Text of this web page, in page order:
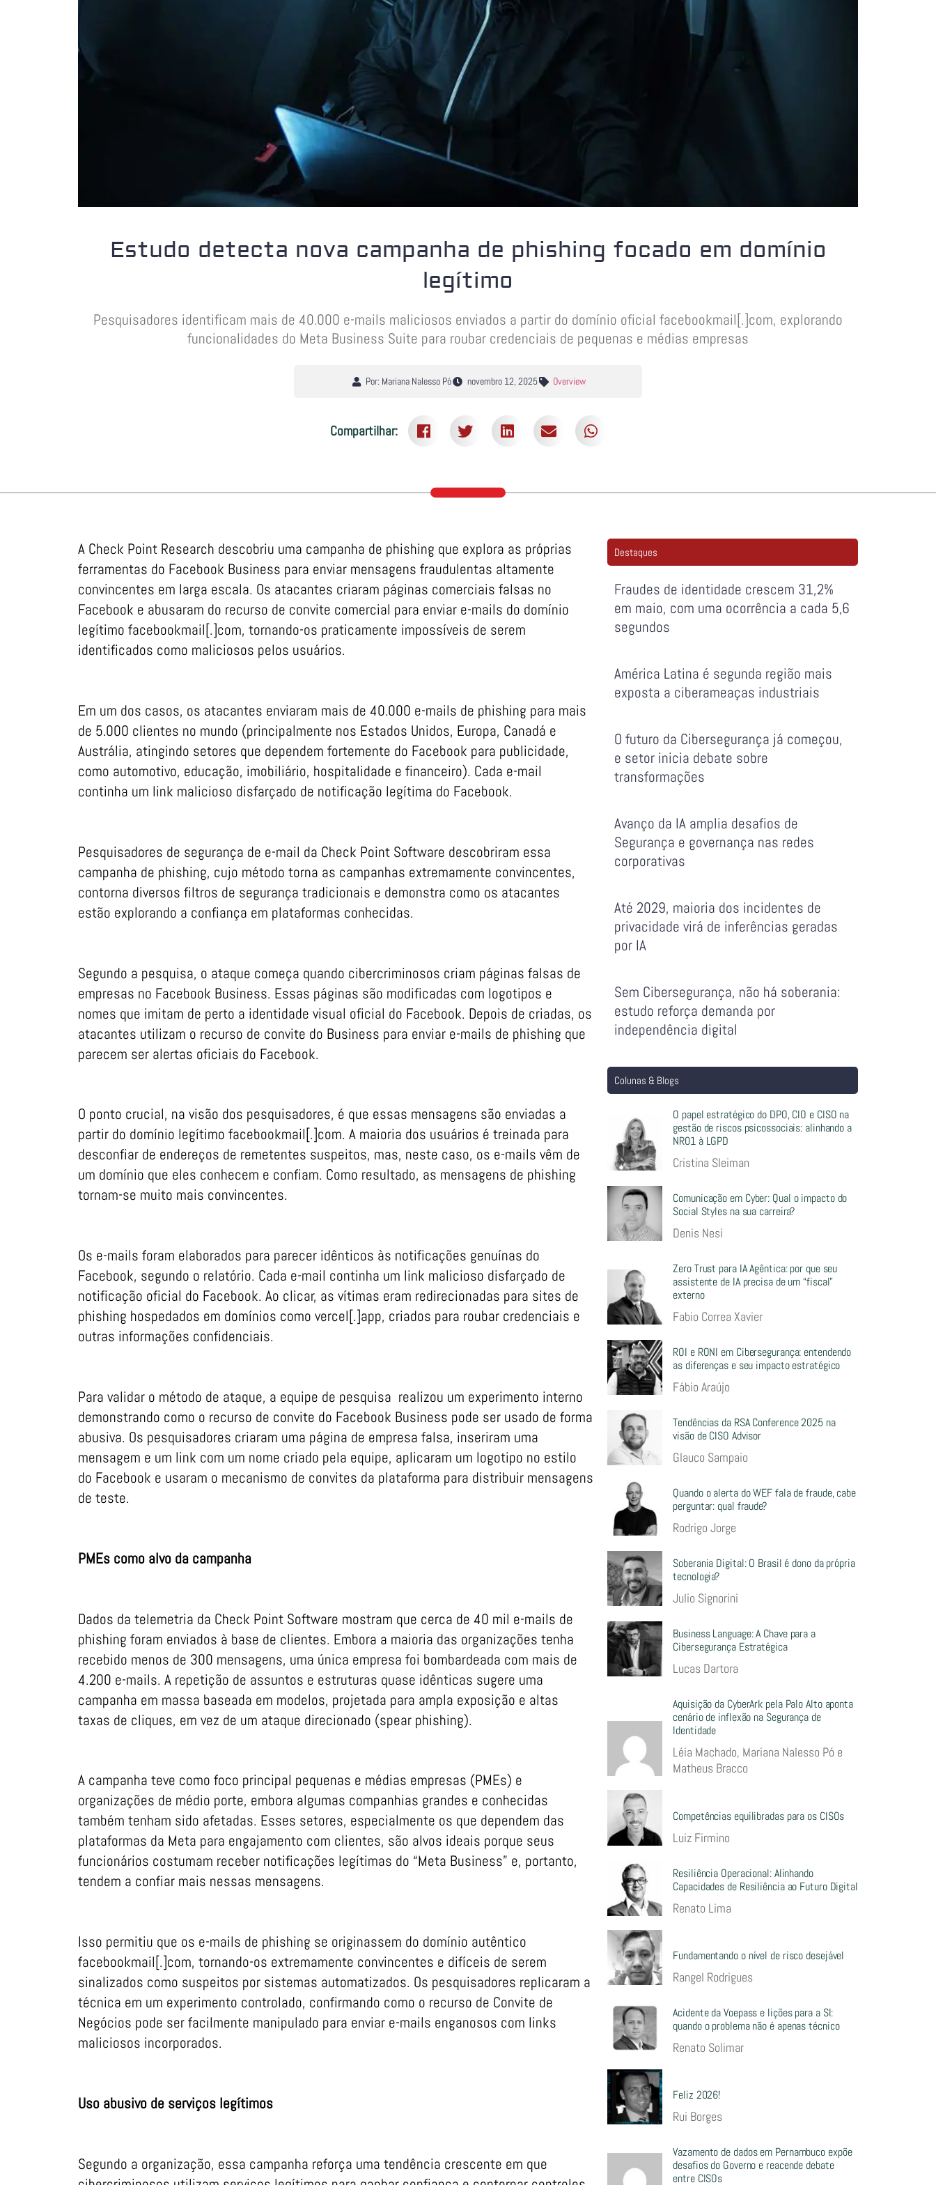
Estudo detecta nova campanha de phishing focado em domínio
legítimo
Pesquisadores identificam mais de 40.000 e-mails maliciosos enviados a partir do domínio oficial facebookmail[.]com, explorando
funcionalidades do Meta Business Suite para roubar credenciais de pequenas e médias empresas
Por: Mariana Nalesso Pó novembro 12, 2025 Overview
Compartilhar:
A Check Point Research descobriu uma campanha de phishing que explora as próprias
ferramentas do Facebook Business para enviar mensagens fraudulentas altamente
convincentes em larga escala. Os atacantes criaram páginas comerciais falsas no
Facebook e abusaram do recurso de convite comercial para enviar e-mails do domínio
legítimo facebookmail[.]com, tornando-os praticamente impossíveis de serem
identificados como maliciosos pelos usuários.
Em um dos casos, os atacantes enviaram mais de 40.000 e-mails de phishing para mais
de 5.000 clientes no mundo (principalmente nos Estados Unidos, Europa, Canadá e
Austrália, atingindo setores que dependem fortemente do Facebook para publicidade,
como automotivo, educação, imobiliário, hospitalidade e financeiro). Cada e-mail
continha um link malicioso disfarçado de notificação legítima do Facebook.
Pesquisadores de segurança de e-mail da Check Point Software descobriram essa
campanha de phishing, cujo método torna as campanhas extremamente convincentes,
contorna diversos filtros de segurança tradicionais e demonstra como os atacantes
estão explorando a confiança em plataformas conhecidas.
Segundo a pesquisa, o ataque começa quando cibercriminosos criam páginas falsas de
empresas no Facebook Business. Essas páginas são modificadas com logotipos e
nomes que imitam de perto a identidade visual oficial do Facebook. Depois de criadas, os
atacantes utilizam o recurso de convite do Business para enviar e-mails de phishing que
parecem ser alertas oficiais do Facebook.
O ponto crucial, na visão dos pesquisadores, é que essas mensagens são enviadas a
partir do domínio legítimo facebookmail[.]com. A maioria dos usuários é treinada para
desconfiar de endereços de remetentes suspeitos, mas, neste caso, os e-mails vêm de
um domínio que eles conhecem e confiam. Como resultado, as mensagens de phishing
tornam-se muito mais convincentes.
Os e-mails foram elaborados para parecer idênticos às notificações genuínas do
Facebook, segundo o relatório. Cada e-mail continha um link malicioso disfarçado de
notificação oficial do Facebook. Ao clicar, as vítimas eram redirecionadas para sites de
phishing hospedados em domínios como vercel[.]app, criados para roubar credenciais e
outras informações confidenciais.
Para validar o método de ataque, a equipe de pesquisa realizou um experimento interno
demonstrando como o recurso de convite do Facebook Business pode ser usado de forma
abusiva. Os pesquisadores criaram uma página de empresa falsa, inseriram uma
mensagem e um link com um nome criado pela equipe, aplicaram um logotipo no estilo
do Facebook e usaram o mecanismo de convites da plataforma para distribuir mensagens
de teste.
PMEs como alvo da campanha
Dados da telemetria da Check Point Software mostram que cerca de 40 mil e-mails de
phishing foram enviados à base de clientes. Embora a maioria das organizações tenha
recebido menos de 300 mensagens, uma única empresa foi bombardeada com mais de
4.200 e-mails. A repetição de assuntos e estruturas quase idênticas sugere uma
campanha em massa baseada em modelos, projetada para ampla exposição e altas
taxas de cliques, em vez de um ataque direcionado (spear phishing).
A campanha teve como foco principal pequenas e médias empresas (PMEs) e
organizações de médio porte, embora algumas companhias grandes e conhecidas
também tenham sido afetadas. Esses setores, especialmente os que dependem das
plataformas da Meta para engajamento com clientes, são alvos ideais porque seus
funcionários costumam receber notificações legítimas do “Meta Business” e, portanto,
tendem a confiar mais nessas mensagens.
Isso permitiu que os e-mails de phishing se originassem do domínio autêntico
facebookmail[.]com, tornando-os extremamente convincentes e difíceis de serem
sinalizados como suspeitos por sistemas automatizados. Os pesquisadores replicaram a
técnica em um experimento controlado, confirmando como o recurso de Convite de
Negócios pode ser facilmente manipulado para enviar e-mails enganosos com links
maliciosos incorporados.
Uso abusivo de serviços legítimos
Segundo a organização, essa campanha reforça uma tendência crescente em que
Destaques
Fraudes de identidade crescem 31,2%
em maio, com uma ocorrência a cada 5,6
segundos
América Latina é segunda região mais
exposta a ciberameaças industriais
O futuro da Cibersegurança já começou,
e setor inicia debate sobre
transformações
Avanço da IA amplia desafios de
Segurança e governança nas redes
corporativas
Até 2029, maioria dos incidentes de
privacidade virá de inferências geradas
por IA
Sem Cibersegurança, não há soberania:
estudo reforça demanda por
independência digital
Colunas & Blogs
O papel estratégico do DPO, CIO e CISO na
gestão de riscos psicossociais: alinhando a
NR01 à LGPD
Cristina Sleiman
Comunicação em Cyber: Qual o impacto do
Social Styles na sua carreira?
Denis Nesi
Zero Trust para IA Agêntica: por que seu
assistente de IA precisa de um “fiscal”
externo
Fabio Correa Xavier
ROI e RONI em Cibersegurança: entendendo
as diferenças e seu impacto estratégico
Fábio Araújo
Tendências da RSA Conference 2025 na
visão de CISO Advisor
Glauco Sampaio
Quando o alerta do WEF fala de fraude, cabe
perguntar: qual fraude?
Rodrigo Jorge
Soberania Digital: O Brasil é dono da própria
tecnologia?
Julio Signorini
Business Language: A Chave para a
Cibersegurança Estratégica
Lucas Dartora
Aquisição da CyberArk pela Palo Alto aponta
cenário de inflexão na Segurança de
Identidade
Léia Machado, Mariana Nalesso Pó e
Matheus Bracco
Competências equilibradas para os CISOs
Luiz Firmino
Resiliência Operacional: Alinhando
Capacidades de Resiliência ao Futuro Digital
Renato Lima
Fundamentando o nível de risco desejável
Rangel Rodrigues
Acidente da Voepass e lições para a SI:
quando o problema não é apenas técnico
Renato Solimar
Feliz 2026!
Rui Borges
Vazamento de dados em Pernambuco expõe
desafios do Governo e reacende debate
entre CISOs